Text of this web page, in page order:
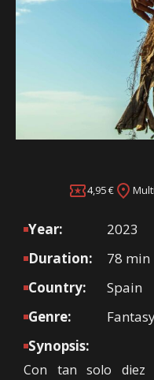
4,95 €
Year:
2023
Duration:
78 min
Country:
Spain
Genre:
Synopsis:
Con tan solo diez